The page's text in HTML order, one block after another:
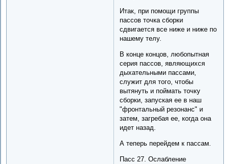
Итак, при помощи группы
пассов точка сборки
сдвигается все ниже и ниже по
нашему телу.
В конце концов, любопытная
серия пассов, являющихся
дыхательными пассами,
служит для того, чтобы
вытянуть и поймать точку
сборки, запуская ее в наш
"фронтальный резонанс" и
затем, загребая ее, когда она
идет назад.
А теперь перейдем к пассам.
Пасс 27. Ослабление